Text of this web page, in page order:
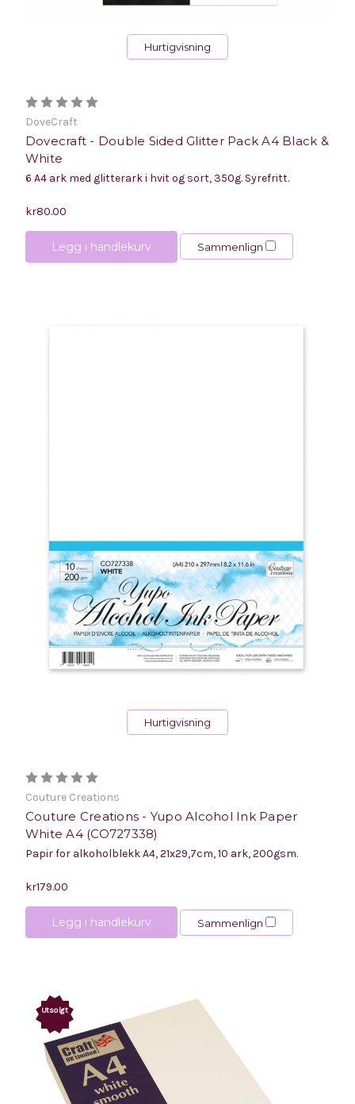
Hurtigvisning
DoveCraft
Dovecraft - Double Sided Glitter Pack A4 Black &
White
6 A4 ark med glitterark i hvit og sort, 350g. Syrefritt.
kr80.00
Legg i handlekurv Sammenlign
Hurtigvisning
Couture Creations
Couture Creations - Yupo Alcohol Ink Paper
White A4 (CO727338)
Papir for alkoholblekk A4, 21x29,7cm, 10 ark, 200gsm.
kr179.00
Legg i handlekurv Sammenlign
Utsolgt